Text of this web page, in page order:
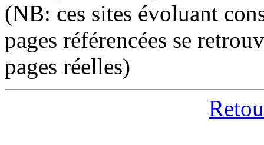
(NB: ces sites évoluant
pages référencées se
pages réelles)